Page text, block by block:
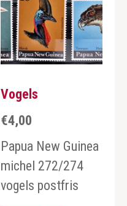
Vogels
€4,00
Papua New Guinea
michel 272/274
vogels postfris